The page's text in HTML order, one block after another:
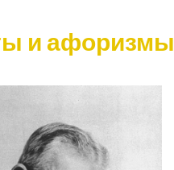
и афоризмы